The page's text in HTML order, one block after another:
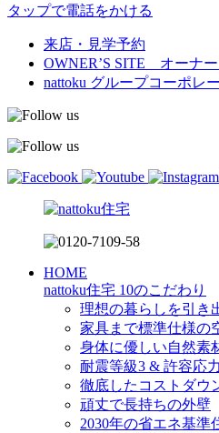
タップで電話をかける
来店・見学予約
OWNER’S SITE オーナー
nattoku グループコーポレ
HOME
nattoku住宅 10のこだわり
理想の暮らしを引き
家具まで標準仕様の
身体に優しい自然素
耐震等級3 & 許容応
徹底したコストダウ
頑丈で長持ちの外壁
2030年の省エネ基準